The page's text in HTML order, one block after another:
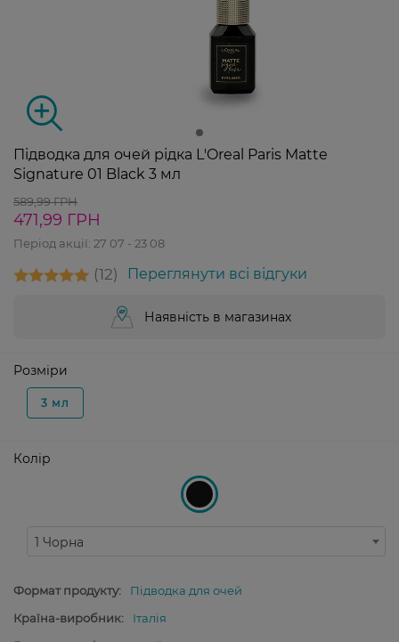
Підводка для очей рідка L'Oreal Paris Matte
Signature 01 Black 3 мл
589,99 ГРН
471,99 ГРН
Період акції: 27 07 - 23 08
12 Переглянути всі відгуки
Наявність в магазинах
Розміри
3 мл
Колір
1 Чорна
Формат продукту:
Підводка для очей
Країна-виробник:
Італія